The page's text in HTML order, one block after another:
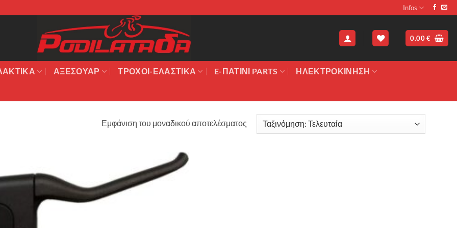
Infos
0.00€
ΑΞΕΣΟΥΆΡ ΤΡΟΧΟΙ-ΕΛΑΣΤΙΚΑ E-ΠΑΤΙΝΙ PARTS ΗΛΕΚΤΡΟΚΙΝΗΣΗ
Εμφάνιση του μοναδικού αποτελέσματος
Πρόσθήκη